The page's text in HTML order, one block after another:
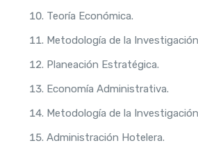
Teoría Económica.
Metodología de la
Planeación Estratégica.
Economía Administrativa.
Metodología de la
Administración Hotelera.